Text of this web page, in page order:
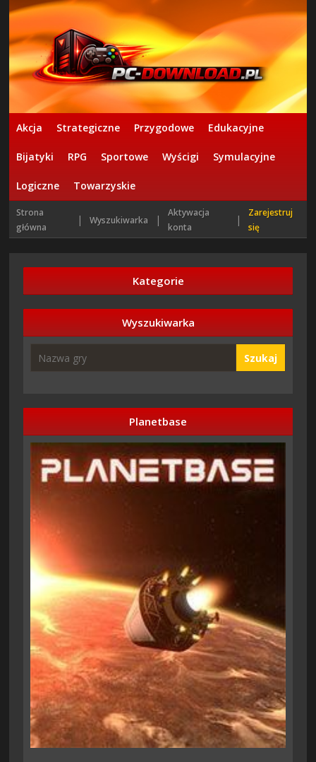
Akcja Strategiczne Przygodowe Edukacyjne
Bijatyki RPG Sportowe Wyścigi Symulacyjne
Logiczne Towarzyskie
Strona
główna
| Wyszukiwarka |
Aktywacja
konta
|
Zarejestruj
się
Kategorie
Wyszukiwarka
Szukaj
Planetbase